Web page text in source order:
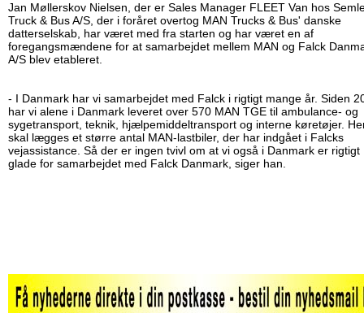
Jan Møllerskov Nielsen, der er Sales Manager FLEET Van hos
Truck & Bus A/S, der i foråret overtog MAN Trucks & Bus' danske
datterselskab, har været med fra starten og har været en af
foregangsmændene for at samarbejdet mellem MAN og Falck
A/S blev etableret.
- I Danmark har vi samarbejdet med Falck i rigtigt mange år. Siden
har vi alene i Danmark leveret over 570 MAN TGE til ambulance- og
sygetransport, teknik, hjælpemiddeltransport og interne køretøjer.
skal lægges et større antal MAN-lastbiler, der har indgået i Falcks
vejassistance. Så der er ingen tvivl om at vi også i Danmark er rigtigt
glade for samarbejdet med Falck Danmark, siger han.